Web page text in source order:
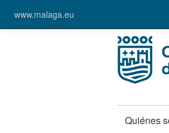
www.malaga.eu
Quiénes